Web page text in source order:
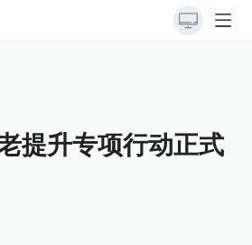
提升专项行动正式